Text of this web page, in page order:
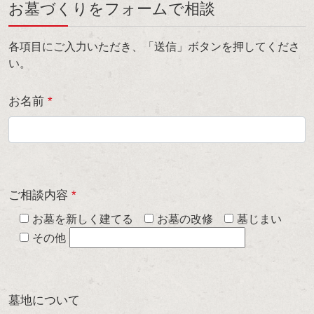
お墓づくりをフォームで相談
各項目にご入力いただき、「送信」ボタンを押してくださ
い。
お名前 *
ご相談内容 *
お墓を新しく建てる
お墓の改修
墓じまい
その他
墓地について